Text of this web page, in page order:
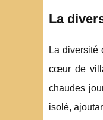
La
La diversité
cœur de
chaudes
isolé,